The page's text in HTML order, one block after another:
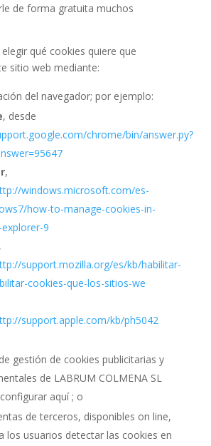
de forma gratuita muchos
qué cookies quiere que
sitio web mediante:
del navegador; por ejemplo:
, desde
chrome/bin/answer.py?
,
windows.microsoft.com/es-
how-to-manage-cookies-in-
9
support.mozilla.org/es/kb/habilitar-
cookies-que-los-sitios-we
support.apple.com/kb/ph5042
gestión de cookies publicitarias y
de LABRUM COLMENA SL
aquí ; o
de terceros, disponibles on line,
los usuarios detectar las cookies en